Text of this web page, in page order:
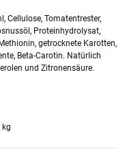
Cellulose, Tomatentrester,
Proteinhydrolysat,
getrocknete Karotten,
Beta-Carotin. Natürlich
und Zitronensäure.
kg